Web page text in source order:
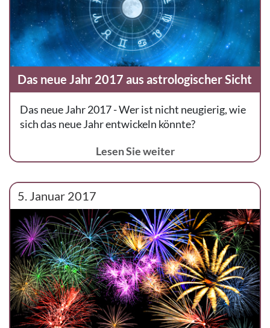
Das neue Jahr 2017 aus astrologischer Sicht
Das neue Jahr 2017 - Wer ist nicht neugierig, wie
sich das neue Jahr entwickeln könnte?
Lesen Sie weiter
5. Januar 2017